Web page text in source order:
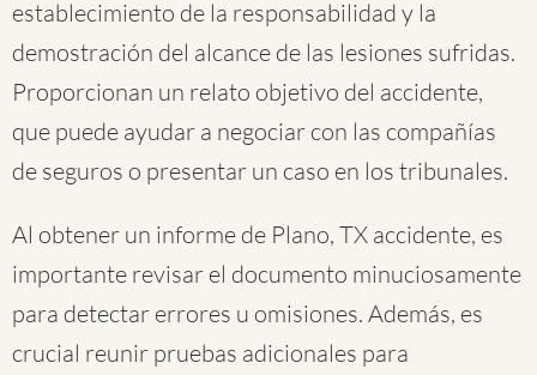
establecimiento de la responsabilidad y la
demostración del alcance de las lesiones sufridas.
Proporcionan un relato objetivo del accidente,
que puede ayudar a negociar con las compañías
de seguros o presentar un caso en los tribunales.
Al obtener un informe de Plano, TX accidente, es
importante revisar el documento minuciosamente
para detectar errores u omisiones. Además, es
crucial reunir pruebas adicionales para